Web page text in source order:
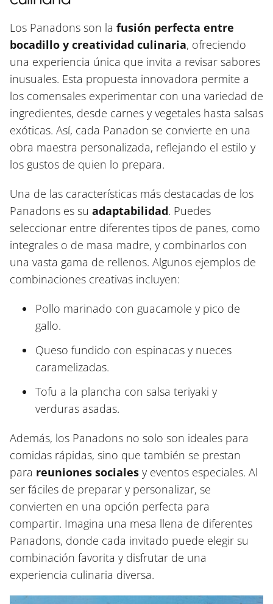
Los Panadons son la fusión perfecta entre
bocadillo y creatividad culinaria, ofreciendo
una experiencia única que invita a revisar sabores
inusuales. Esta propuesta innovadora permite a
los comensales experimentar con una variedad de
ingredientes, desde carnes y vegetales hasta salsas
exóticas. Así, cada Panadon se convierte en una
obra maestra personalizada, reflejando el estilo y
los gustos de quien lo prepara.
Una de las características más destacadas de los
Panadons es su adaptabilidad. Puedes
seleccionar entre diferentes tipos de panes, como
integrales o de masa madre, y combinarlos con
una vasta gama de rellenos. Algunos ejemplos de
combinaciones creativas incluyen:
Pollo marinado con guacamole y pico de
gallo.
Queso fundido con espinacas y nueces
caramelizadas.
Tofu a la plancha con salsa teriyaki y
verduras asadas.
Además, los Panadons no solo son ideales para
comidas rápidas, sino que también se prestan
para reuniones sociales y eventos especiales. Al
ser fáciles de preparar y personalizar, se
convierten en una opción perfecta para
compartir. Imagina una mesa llena de diferentes
Panadons, donde cada invitado puede elegir su
combinación favorita y disfrutar de una
experiencia culinaria diversa.